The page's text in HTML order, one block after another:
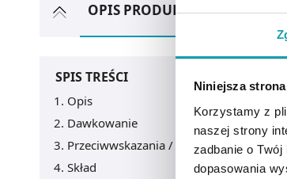
Niniejsza
Korzystamy z
naszej strony
zadbanie o
dopasowania
OPIS PRODUKTU
SPIS TREŚCI
Opis
Dawkowanie
Przeciwwskazania / Informacje o
Skład